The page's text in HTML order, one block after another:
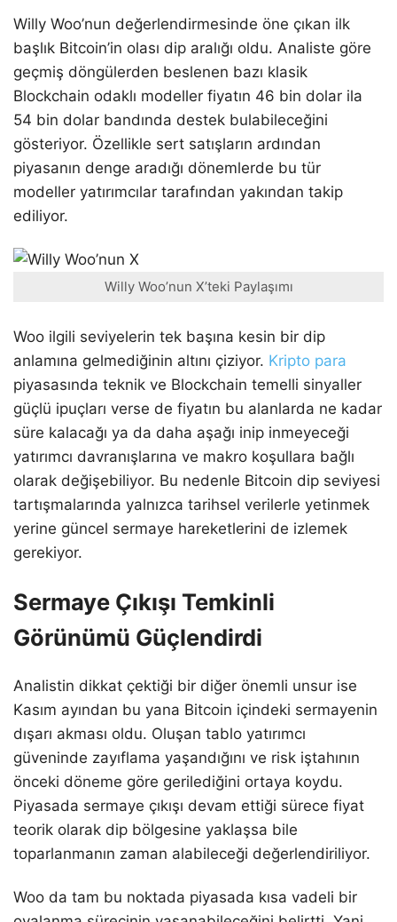
Willy Woo’nun değerlendirmesinde öne çıkan ilk
başlık Bitcoin’in olası dip aralığı oldu. Analiste göre
geçmiş döngülerden beslenen bazı klasik
Blockchain odaklı modeller fiyatın 46 bin dolar ila
54 bin dolar bandında destek bulabileceğini
gösteriyor. Özellikle sert satışların ardından
piyasanın denge aradığı dönemlerde bu tür
modeller yatırımcılar tarafından yakından takip
ediliyor.
Willy Woo’nun X’teki Paylaşımı
Woo ilgili seviyelerin tek başına kesin bir dip
anlamına gelmediğinin altını çiziyor. Kripto para
piyasasında teknik ve Blockchain temelli sinyaller
güçlü ipuçları verse de fiyatın bu alanlarda ne kadar
süre kalacağı ya da daha aşağı inip inmeyeceği
yatırımcı davranışlarına ve makro koşullara bağlı
olarak değişebiliyor. Bu nedenle Bitcoin dip seviyesi
tartışmalarında yalnızca tarihsel verilerle yetinmek
yerine güncel sermaye hareketlerini de izlemek
gerekiyor.
Sermaye Çıkışı Temkinli
Görünümü Güçlendirdi
Analistin dikkat çektiği bir diğer önemli unsur ise
Kasım ayından bu yana Bitcoin içindeki sermayenin
dışarı akması oldu. Oluşan tablo yatırımcı
güveninde zayıflama yaşandığını ve risk iştahının
önceki döneme göre gerilediğini ortaya koydu.
Piyasada sermaye çıkışı devam ettiği sürece fiyat
teorik olarak dip bölgesine yaklaşsa bile
toparlanmanın zaman alabileceği değerlendiriliyor.
Woo da tam bu noktada piyasada kısa vadeli bir